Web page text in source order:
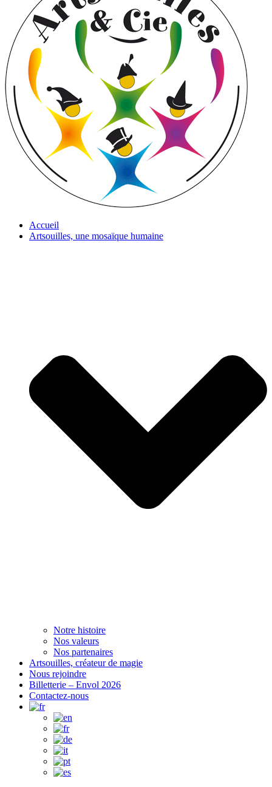
Accueil
Artsouilles, une mosaïque humaine
Notre histoire
Nos valeurs
Nos partenaires
Artsouilles, créateur de magie
Nous rejoindre
Billetterie – Envol 2026
Contactez-nous